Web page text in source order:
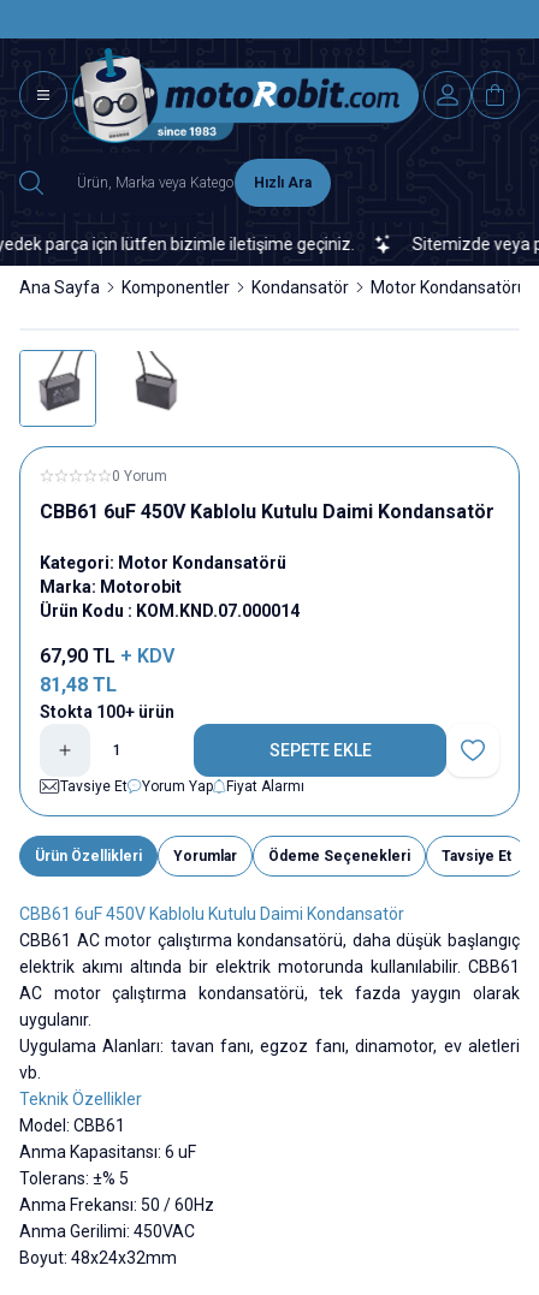
Hızlı Ara
parça için lütfen bizimle iletişime geçiniz. Sitemizde veya
Ana Sayfa Komponentler Kondansatör Motor Kondansatörü
0 Yorum
CBB61 6uF 450V Kablolu Kutulu Daimi Kondansatör
Kategori: Motor Kondansatörü
Marka: Motorobit
Ürün Kodu : KOM.KND.07.000014
67,90 TL + KDV
81,48 TL
Stokta 100+ ürün
SEPETE EKLE
Favoriye
Tavsiye Et
Yorum Yap Fiyat Alarmı
Ürün Özellikleri Yorumlar Ödeme Seçenekleri Tavsiye Et
CBB61 6uF 450V Kablolu Kutulu Daimi Kondansatör
CBB61 AC motor çalıştırma kondansatörü, daha düşük başlangıç
elektrik akımı altında bir elektrik motorunda kullanılabilir. CBB61
AC motor çalıştırma kondansatörü, tek fazda yaygın olarak
uygulanır.
Uygulama Alanları: tavan fanı, egzoz fanı, dinamotor, ev aletleri
vb.
Teknik Özellikler
Model: CBB61
Anma Kapasitansı: 6 uF
Tolerans: ±% 5
Anma Frekansı: 50 / 60Hz
Anma Gerilimi: 450VAC
Boyut: 48x24x32mm